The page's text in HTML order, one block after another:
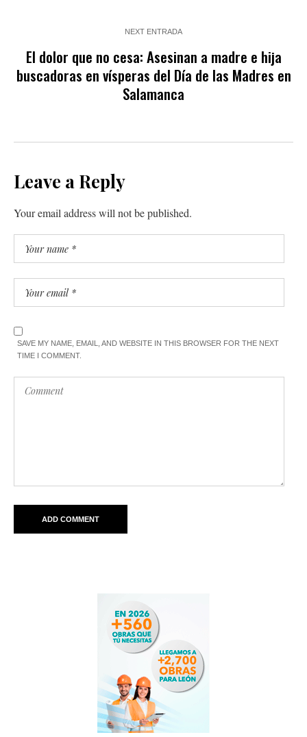
NEXT ENTRADA
El dolor que no cesa: Asesinan a madre e hija
buscadoras en vísperas del Día de las Madres en
Salamanca
Leave a Reply
Your email address will not be published.
SAVE MY NAME, EMAIL, AND WEBSITE IN THIS BROWSER FOR THE NEXT
TIME I COMMENT.